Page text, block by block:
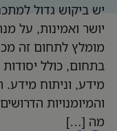
יש ביקוש גדול
יושר ואמינות, על
מומלץ לתחום זה
בתחום, כולל
מידע, וניתוח
והמיומנויות
מה […]